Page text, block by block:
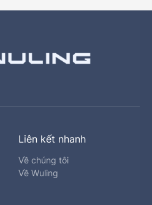
Liên kết nhanh
Về chúng tôi
Về Wuling